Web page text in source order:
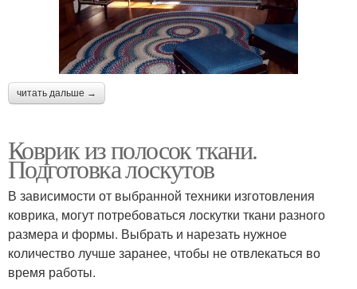
читать дальше →
Коврик из полосок ткани.
Подготовка лоскутов
В зависимости от выбранной техники изготовления
коврика, могут потребоваться лоскутки ткани разного
размера и формы. Выбрать и нарезать нужное
количество лучше заранее, чтобы не отвлекаться во
время работы.